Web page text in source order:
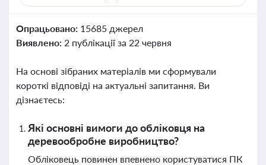
Опрацьовано: 15685 джерел
Виявлено: 2 публікації за 22 червня
На основі зібраних матеріалів ми сформували
короткі відповіді на актуальні запитання. Ви
дізнаєтесь:
Які основні вимоги до обліковця на
деревообробне виробництво?
Обліковець повинен впевнено користуватися ПК